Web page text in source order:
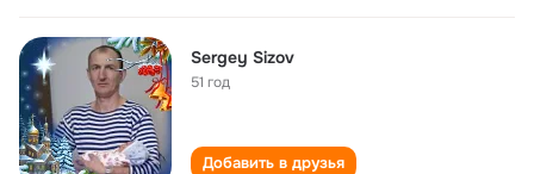
Sergey Sizov
51 год
Добавить в друзья